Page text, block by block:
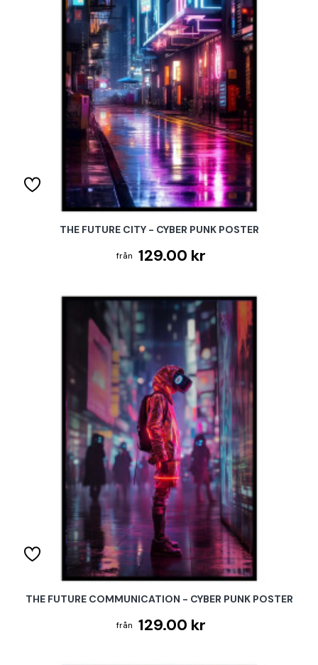
THE FUTURE CITY - CYBER PUNK POSTER
129.00 kr
THE FUTURE COMMUNICATION - CYBER PUNK POSTER
129.00 kr